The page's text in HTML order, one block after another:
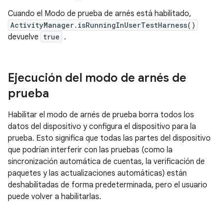
Cuando el Modo de prueba de arnés está habilitado,
ActivityManager.isRunningInUserTestHarness()
devuelve true .
Ejecución del modo de arnés de
prueba
Habilitar el modo de arnés de prueba borra todos los
datos del dispositivo y configura el dispositivo para la
prueba. Esto significa que todas las partes del dispositivo
que podrían interferir con las pruebas (como la
sincronización automática de cuentas, la verificación de
paquetes y las actualizaciones automáticas) están
deshabilitadas de forma predeterminada, pero el usuario
puede volver a habilitarlas.